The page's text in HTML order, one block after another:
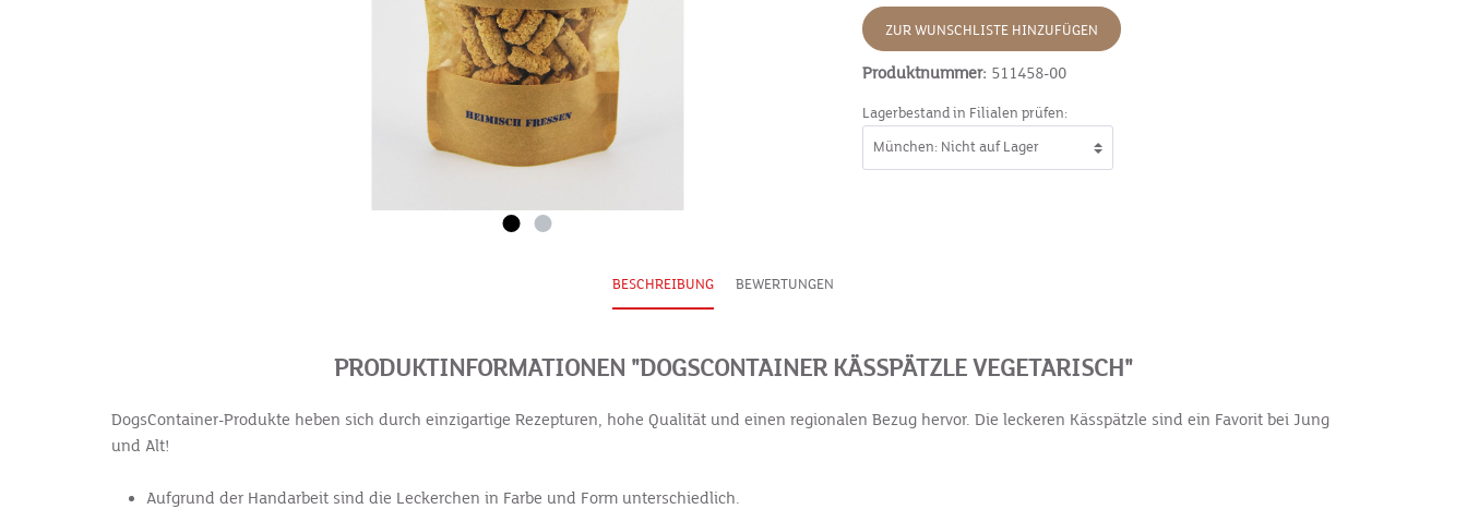
ZUR WUNSCHLISTE HINZUFÜGEN
Produktnummer: 511458-00
Lagerbestand in Filialen prüfen:
BESCHREIBUNG BEWERTUNGEN
PRODUKTINFORMATIONEN "DOGSCONTAINER KÄSSPÄTZLE VEGETARISCH"
DogsContainer-Produkte heben sich durch einzigartige Rezepturen, hohe Qualität und einen regionalen Bezug hervor. Die leckeren Kässpätzle sind ein Favorit bei Jung
und Alt!
Aufgrund der Handarbeit sind die Leckerchen in Farbe und Form unterschiedlich.